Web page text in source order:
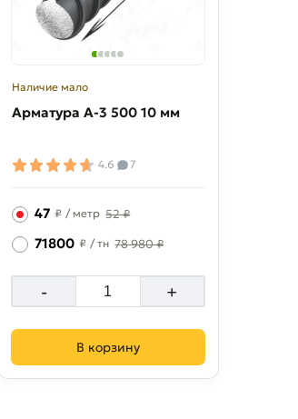
Наличие мало
Арматура A-3 500 10 мм
4.6 7
47 ₽ / метр 52 ₽
71800 ₽ / тн 78 980 ₽
- +
В корзину